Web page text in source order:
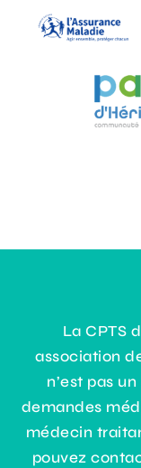
La CPTS
association
n’est pas
demandes
médecin
pouvez